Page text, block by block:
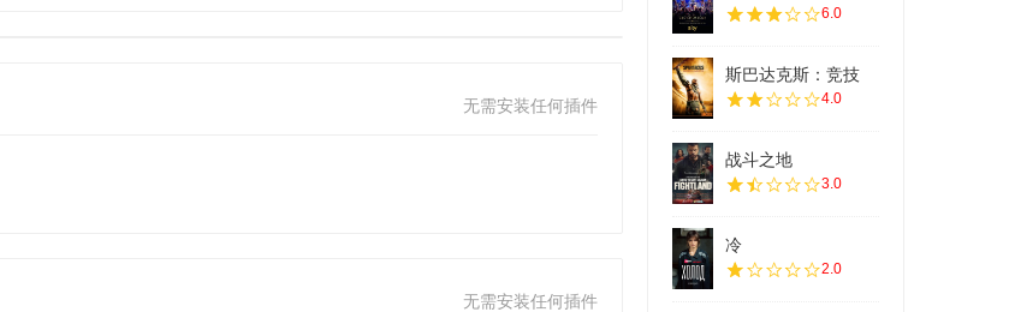
无需安装任何插件
无需安装任何插件
6.0
斯巴达克斯：竞技
4.0
战斗之地
3.0
冷
2.0